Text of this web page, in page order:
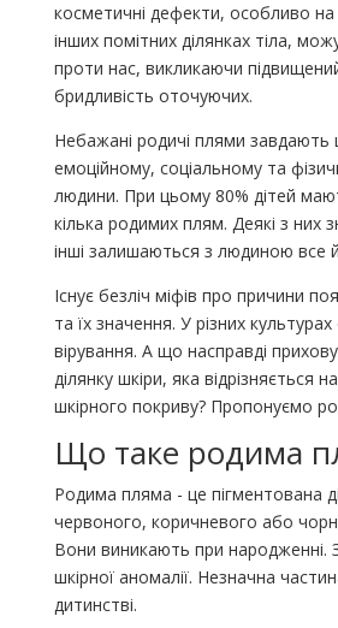
косметичні дефекти, особливо
інших помітних ділянках тіла,
проти нас, викликаючи
бридливість оточуючих.
Небажані родичі плями завдають
емоційному, соціальному та
людини. При цьому 80% дітей
кілька родимих ​​плям. Деякі з них
інші залишаються з людиною все
Існує безліч міфів про причини
та їх значення. У різних культурах
вірування. А що насправді
ділянку шкіри, яка відрізняється
шкірного покриву? Пропонуємо
Що таке родима
Родима пляма - це пігментована
червоного, коричневого або
Вони виникають при народженні.
шкірної аномалії. Незначна
дитинстві.